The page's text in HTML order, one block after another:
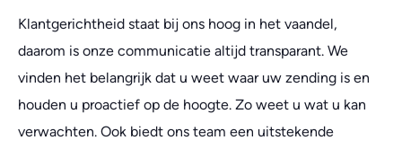
Klantgerichtheid staat bij ons hoog in het vaandel,
daarom is onze communicatie altijd transparant. We
vinden het belangrijk dat u weet waar uw zending is en
houden u proactief op de hoogte. Zo weet u wat u kan
verwachten. Ook biedt ons team een uitstekende